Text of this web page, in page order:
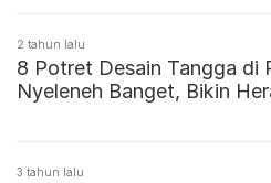
2 tahun lalu
8 Potret Desain Tangga di
Nyeleneh Banget, Bikin
3 tahun lalu